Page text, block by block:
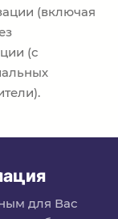
(включая
(с
для Вас